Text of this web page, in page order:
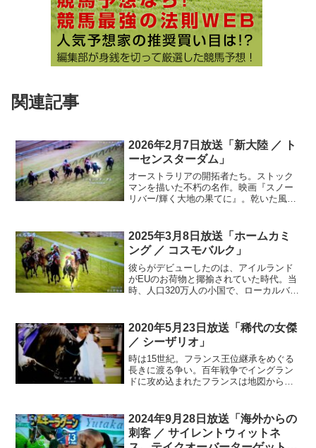
関連記事
2026年2月7日放送「新大陸 ／ ト
ーセンスターダム」
オーストラリアの開拓者たち。ストック
マンを描いた不朽の名作。映画『スノー
リバー/輝く大地の果てに』。乾いた風が
て誇り高きシンボル。ストックウィッ
プ。広大な荒野に散らばった、家畜を誘
導するその音には、自然の中で生き抜い
てきた人々のプライドが宿る。彼らのス
ピリッツに誘発されて、己の冒険が始ま
る…
2025年3月8日放送「ホームカミ
ング ／ コスモバルク」
彼らがデビューしたのは、アイルランド
がEUのお荷物と揶揄されていた時代。当
時、人口320万人の小国で、ローカルバン
熱狂させていく。無邪気なティーンエイ
ジャーが、知性とシワを蓄えた男たちへ
と、成長する旅路。彼らの音楽DNAに
は、アイルランドのソウルが組み込まれ
ている…
2020年5月23日放送「稀代の女傑
／ シーザリオ」
時は15世紀。フランス王位継承をめぐる
長きに渡る争い。百年戦争でイングラン
ドに攻め込まれたフランスは地図から消
線に立ち、破竹の勢いで敵を打ち破る。
神に授かった勇気と統率力か長い髪を剣
で切り落とし、鎧を纏い、戦場を駆け抜
2024年9月28日放送「海外からの
刺客 ／ サイレントウィットネ